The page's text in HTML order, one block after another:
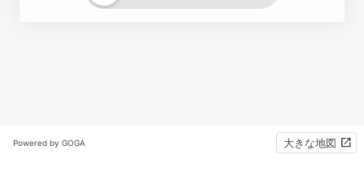
Powered by GOGA 大きな地図